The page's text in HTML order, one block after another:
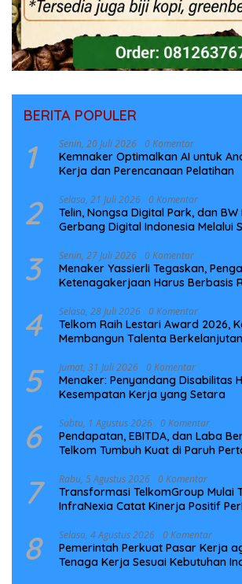
BERITA POPULER
1 Senin, 20 Juli 2026 0 Komentar
Kemnaker Optimalkan AI untuk
Kerja dan Perencanaan Pelatihan
2 Selasa, 21 Juli 2026 0 Komentar
Telin, Nongsa Digital Park, dan
Gerbang Digital Indonesia Melalui
3 Senin, 27 Juli 2026 0 Komentar
Menaker Yassierli Tegaskan,
Ketenagakerjaan Harus Berbasis
4 Selasa, 28 Juli 2026 0 Komentar
Telkom Raih Lestari Award 2026,
Membangun Talenta Berkelanjutan
5 Jumat, 31 Juli 2026 0 Komentar
Menaker: Penyandang Disabilitas
Kesempatan Kerja yang Setara
6 Sabtu, 1 Agustus 2026 0 Komentar
Pendapatan, EBITDA, dan Laba
Telkom Tumbuh Kuat di Paruh
7 Rabu, 5 Agustus 2026 0 Komentar
Transformasi TelkomGroup Mulai
InfraNexia Catat Kinerja Positif
8 Selasa, 4 Agustus 2026 0 Komentar
Pemerintah Perkuat Pasar Kerja
Tenaga Kerja Sesuai Kebutuhan